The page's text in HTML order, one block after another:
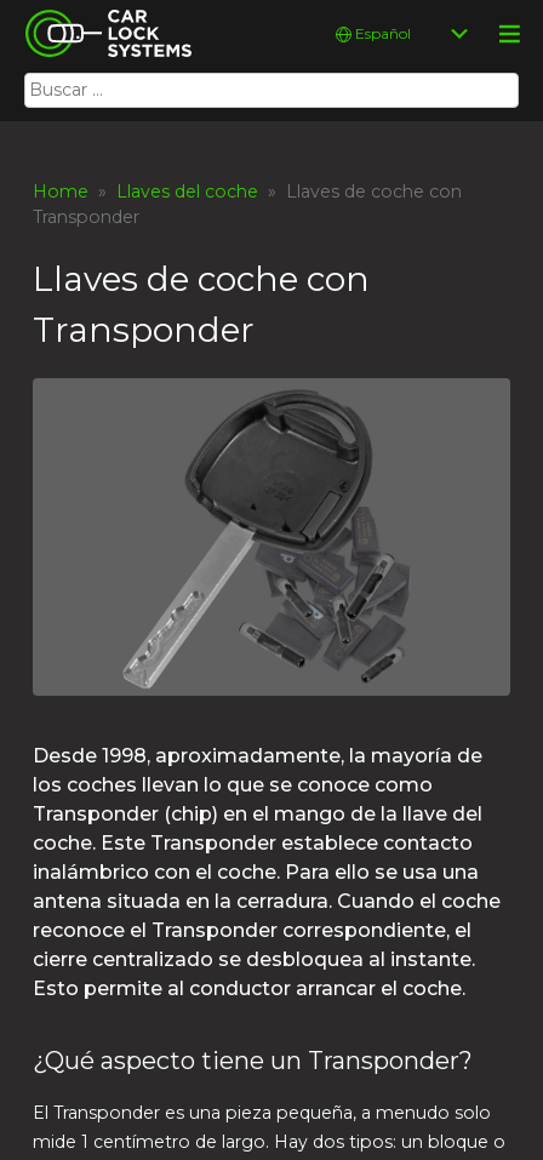
Skip
content
Car Lock Systems
Car Lock Systems
Buscar:
Elegir
idioma
Home » Llaves del coche » Llaves de coche con
Transponder
Llaves de coche con
Transponder
Desde 1998, aproximadamente, la mayoría de
los coches llevan lo que se conoce como
Transponder (chip) en el mango de la llave del
coche. Este Transponder establece contacto
inalámbrico con el coche. Para ello se usa una
antena situada en la cerradura. Cuando el coche
reconoce el Transponder correspondiente, el
cierre centralizado se desbloquea al instante.
Esto permite al conductor arrancar el coche.
¿Qué aspecto tiene un Transponder?
El Transponder es una pieza pequeña, a menudo solo
mide 1 centímetro de largo. Hay dos tipos: un bloque o